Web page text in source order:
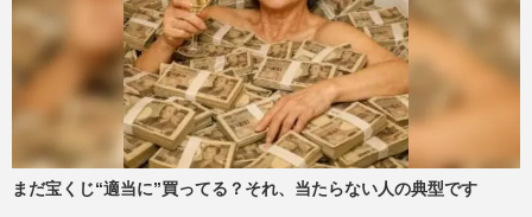
まだ宝くじ“適当に”買ってる？それ、当たらない人の典型です